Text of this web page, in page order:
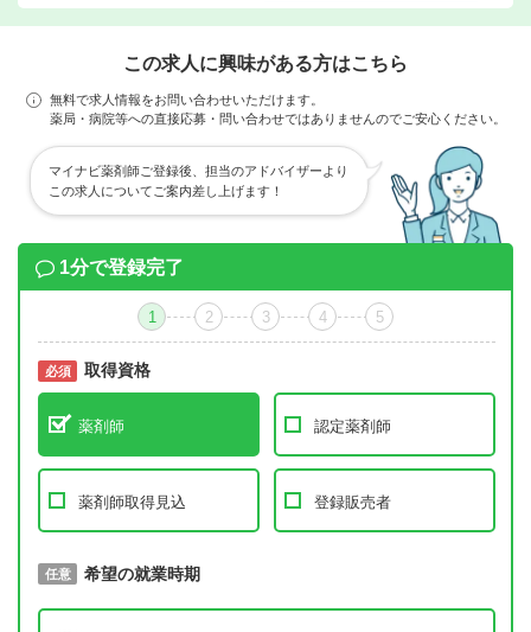
この求人に興味がある方はこちら
無料で求人情報をお問い合わせいただけます。
薬局・病院等への直接応募・問い合わせではありませんのでご安心ください。
マイナビ薬剤師ご登録後、担当のアドバイザーより
この求人についてご案内差し上げます！
1分で登録完了
1 2 3 4 5
必須 取得資格
薬剤師 認定薬剤師
薬剤師取得見込 登録販売者
必須 取得予定年
任意 希望の就業時期